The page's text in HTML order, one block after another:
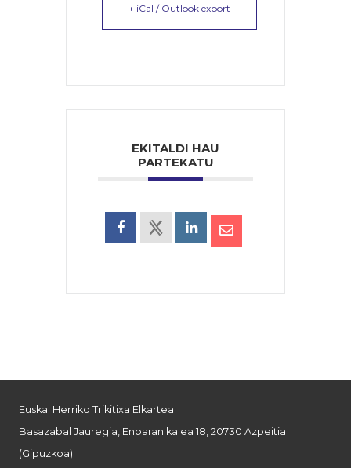
+ iCal / Outlook export
EKITALDI HAU
PARTEKATU
Euskal Herriko Trikitixa Elkartea
Basazabal Jauregia, Enparan kalea 18, 20730 Azpeitia
(Gipuzkoa)